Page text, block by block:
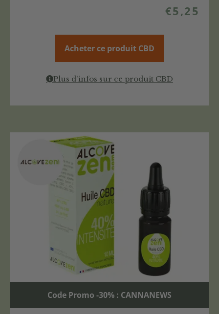
€5,25
Acheter ce produit CBD
Plus d'infos sur ce produit CBD
Code Promo -30% : CANNANEWS